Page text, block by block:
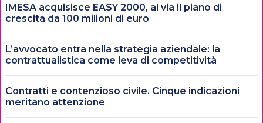
IMESA acquisisce EASY 2000, al via il piano di
crescita da 100 milioni di euro
L’avvocato entra nella strategia aziendale: la
contrattualistica come leva di competitività
Contratti e contenzioso civile. Cinque indicazioni
meritano attenzione